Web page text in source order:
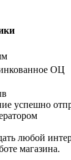
ОЦ
успешно
любой
магазина.